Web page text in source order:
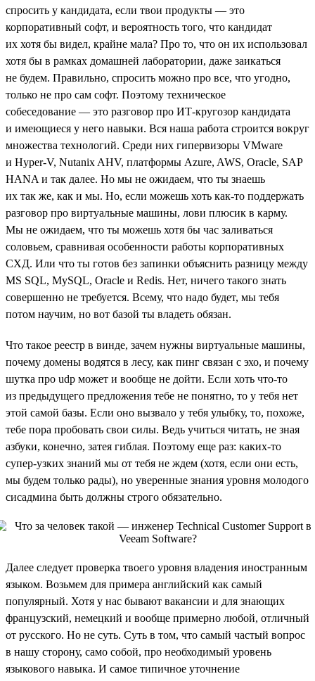
спросить у кандидата, если твои продукты — это
корпоративный софт, и вероятность того, что кандидат
их хотя бы видел, крайне мала? Про то, что он их использовал
хотя бы в рамках домашней лаборатории, даже заикаться
не будем. Правильно, спросить можно про все, что угодно,
только не про сам софт. Поэтому техническое
собеседование — это разговор про ИТ-кругозор кандидата
и имеющиеся у него навыки. Вся наша работа строится вокруг
множества технологий. Среди них гипервизоры VMware
и Hyper-V, Nutanix AHV, платформы Azure, AWS, Oracle, SAP
HANA и так далее. Но мы не ожидаем, что ты знаешь
их так же, как и мы. Но, если можешь хоть как-то поддержать
разговор про виртуальные машины, лови плюсик в карму.
Мы не ожидаем, что ты можешь хотя бы час заливаться
соловьем, сравнивая особенности работы корпоративных
СХД. Или что ты готов без запинки объяснить разницу между
MS SQL, MySQL, Oracle и Redis. Нет, ничего такого знать
совершенно не требуется. Всему, что надо будет, мы тебя
потом научим, но вот базой ты владеть обязан.
Что такое реестр в винде, зачем нужны виртуальные машины,
почему домены водятся в лесу, как пинг связан с эхо, и почему
шутка про udp может и вообще не дойти. Если хоть что-то
из предыдущего предложения тебе не понятно, то у тебя нет
этой самой базы. Если оно вызвало у тебя улыбку, то, похоже,
тебе пора пробовать свои силы. Ведь учиться читать, не зная
азбуки, конечно, затея гиблая. Поэтому еще раз: каких-то
супер-узких знаний мы от тебя не ждем (хотя, если они есть,
мы будем только рады), но уверенные знания уровня молодого
сисадмина быть должны строго обязательно.
Далее следует проверка твоего уровня владения иностранным
языком. Возьмем для примера английский как самый
популярный. Хотя у нас бывают вакансии и для знающих
французский, немецкий и вообще примерно любой, отличный
от русского. Но не суть. Суть в том, что самый частый вопрос
в нашу сторону, само собой, про необходимый уровень
языкового навыка. И самое типичное уточнение